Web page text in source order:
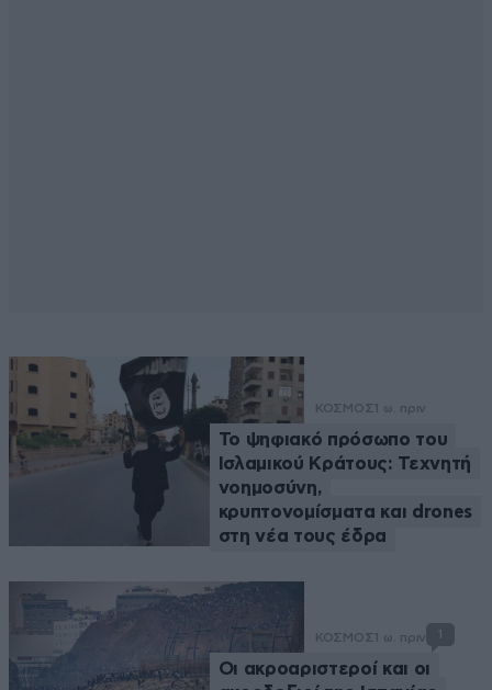
ΚΟΣΜΟΣ 1 ω. πριν
Το ψηφιακό πρόσωπο του
Ισλαμικού Κράτους: Τεχνητή
νοημοσύνη,
κρυπτονομίσματα και drones
στη νέα τους έδρα
ΚΟΣΜΟΣ 1 ω. πριν 1
Οι ακροαριστεροί και οι